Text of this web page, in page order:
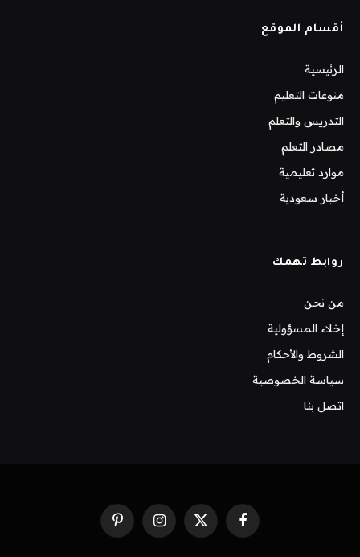
أقسام الموقع
الرئيسية
منوعات التعليم
التدريس والتعلم
مصادر التعلم
موارد تعليمية
أخبار سعودية
روابط تهمك
من نحن
إخلاء المسؤولية
الشروط والأحكام
سياسة الخصوصية
اتصل بنا
فيسبوك X
الانستغرامبينتيريست